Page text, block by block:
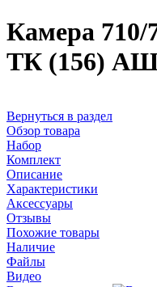
Камера 710/
ТК (156)
Вернуться в раздел
Обзор товара
Набор
Комплект
Описание
Характеристики
Аксессуары
Отзывы
Похожие товары
Наличие
Файлы
Видео